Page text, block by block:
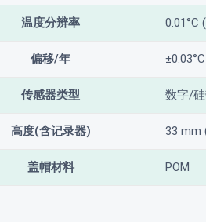
温度分辨率 0.01°C
偏移/年
传感器类型 数字/
高度(含记录器) 33 mm
盖帽材料 POM